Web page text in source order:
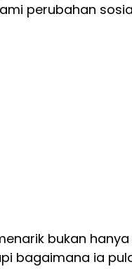
perubahan
bukan
bagaimana ia